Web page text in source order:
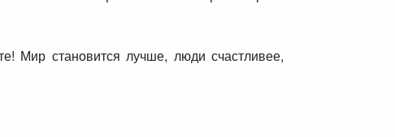
Мир становится лучше, люди счастливее,